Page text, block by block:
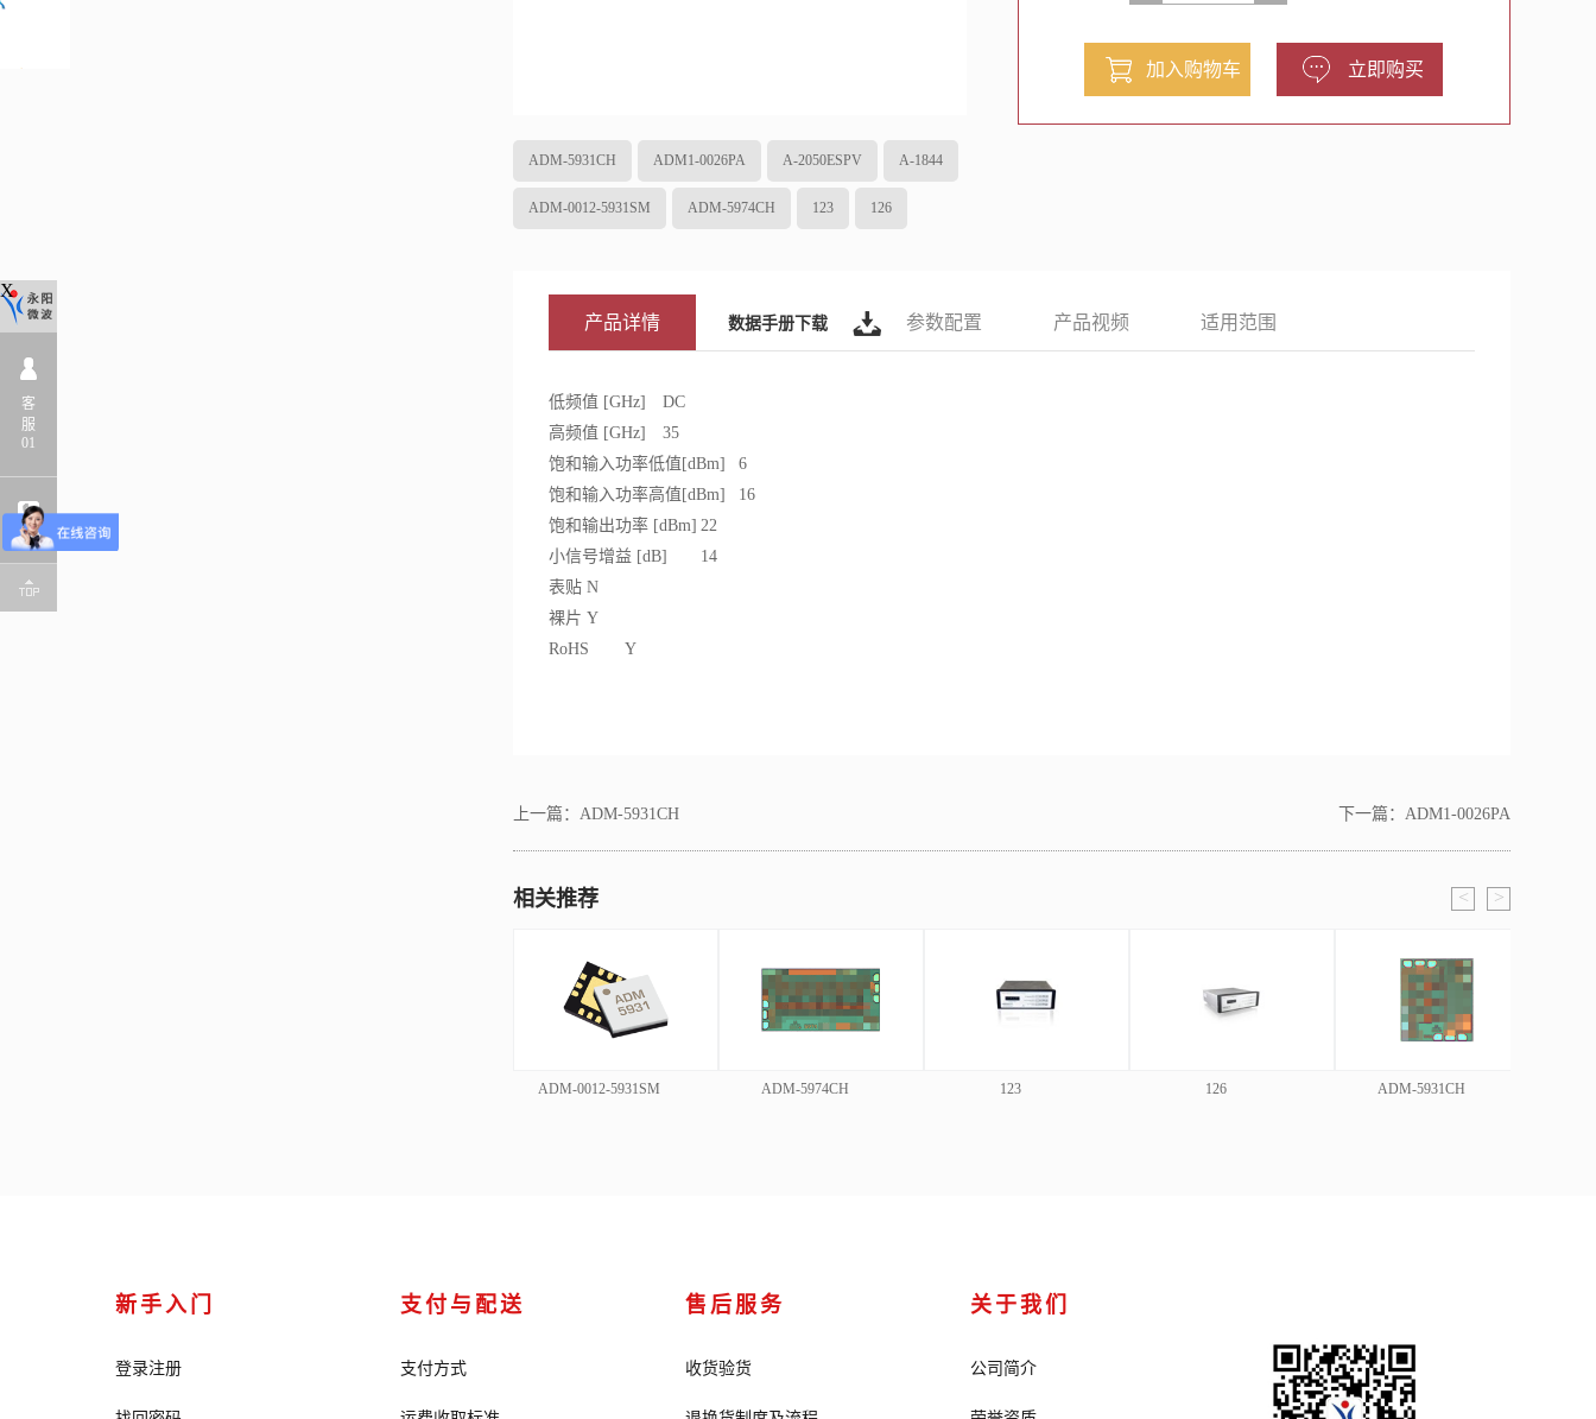
ADM-5931CH ADM1-0026PA A-2050ESPV A-1844
ADM-0012-5931SM ADM-5974CH 123 126
产品详情 数据手册下载 参数配置 产品视频 适用范围
低频值 [GHz]
DC
高频值 [GHz]
35
饱和输入功率低值[dBm]
6
饱和输入功率高值[dBm]
16
饱和输出功率 [dBm] 22
小信号增益 [dB]
14
表贴 N
裸片 Y
RoHS
Y
上一篇： ADM-5931CH 下一篇： ADM1-0026PA
相关推荐 <
ADM-5974CH ADM1-0026PA
>
新手入门
登录注册
支付与配送
支付方式
售后服务
收货验货
关于我们
公司简介
X
客
服
01